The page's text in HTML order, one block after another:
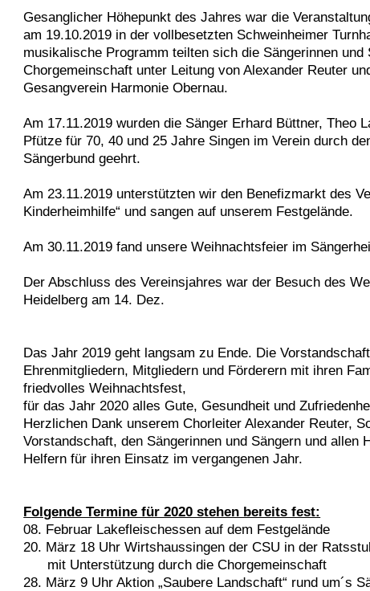
Gesanglicher Höhepunkt des Jahres war die
am 19.10.2019 in der vollbesetzten Schweinheimer
musikalische Programm teilten sich die Sängerinnen und
Chorgemeinschaft unter Leitung von Alexander Reuter
Gesangverein Harmonie Obernau.
Am 17.11.2019 wurden die Sänger Erhard Büttner, Theo
Pfütze für 70, 40 und 25 Jahre Singen im Verein durch
Sängerbund geehrt.
Am 23.11.2019 unterstützten wir den Benefizmarkt des
Kinderheimhilfe“ und sangen auf unserem Festgelände.
Am 30.11.2019 fand unsere Weihnachtsfeier im
Der Abschluss des Vereinsjahres war der Besuch des
Heidelberg am 14. Dez.
Das Jahr 2019 geht langsam zu Ende. Die
Ehrenmitgliedern, Mitgliedern und Förderern mit ihren
friedvolles Weihnachtsfest,
für das Jahr 2020 alles Gute, Gesundheit und
Herzlichen Dank unserem Chorleiter Alexander Reuter,
Vorstandschaft, den Sängerinnen und Sängern und allen
Helfern für ihren Einsatz im vergangenen Jahr.
Folgende Termine für 2020 stehen bereits fest:
08. Februar Lakefleischessen auf dem Festgelände
20. März 18 Uhr Wirtshaussingen der CSU in der
mit Unterstützung durch die Chorgemeinschaft
28. März 9 Uhr Aktion „Saubere Landschaft“ rund um´s